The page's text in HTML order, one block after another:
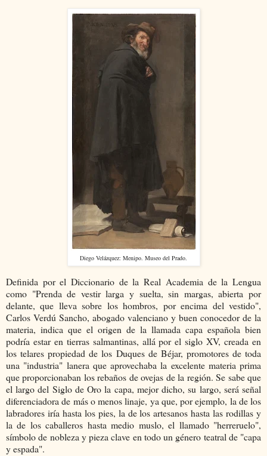
Diego Velázquez: Menipo. Museo del Prado.
Definida por el Diccionario de la Real Academia de la Lengua
como "Prenda de vestir larga y suelta, sin margas, abierta por
delante, que lleva sobre los hombros, por encima del vestido",
Carlos Verdú Sancho, abogado valenciano y buen conocedor de la
materia, indica que el origen de la llamada capa española bien
podría estar en tierras salmantinas, allá por el siglo XV, creada en
los telares propiedad de los Duques de Béjar, promotores de toda
una "industria" lanera que aprovechaba la excelente materia prima
que proporcionaban los rebaños de ovejas de la región. Se sabe que
el largo del Siglo de Oro la capa, mejor dicho, su largo, será señal
diferenciadora de más o menos linaje, ya que, por ejemplo, la de los
labradores iría hasta los pies, la de los artesanos hasta las rodillas y
la de los caballeros hasta medio muslo, el llamado "herreruelo",
símbolo de nobleza y pieza clave en todo un género teatral de "capa
y espada".